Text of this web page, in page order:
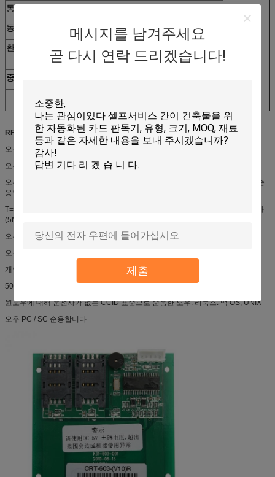
메시지를 남겨주세요
곧 다시 연락 드리겠습니다!
제출
통신 인터페이스
동작 주파수
13.56 마하즈
환경적인 조건
저장 :-10 ~ 75C/0 ~ 90%RH (비 콘덴싱)
중량
RFID 카드 판독기의 특징
오우 USB 2.0 인터페이스
오우 짜맞춘 단락 회로 / 과전압 보호
오우 읽기 벌금 클래스 A, 비와 Ｃ 스마트 카든 ISO 7816-1/2/3 T=0과 T=1으로 순
응합니다
T=0과 T=1.를 위한 오우 데이터 전송 속도는 보드 비율은 13.440k ~ 625K입니다
(5MHz-12MHz 집적회로 카드 주파수)
오우 UID (사용자 아이디) 관리
오우 펌웨어 암호화 매카니즘, 역회전 방지 분석
개인 정보를 위한 플래쉬 메모리의 오우 255 바이트
500.000h 보다 더 오우 MTBF
윈도우에 대해 운전사가 없는 CCID 표준으로 순응한 오우. 리눅스. 맥 OS, UNIX
오우 PC / SC 순응합니다